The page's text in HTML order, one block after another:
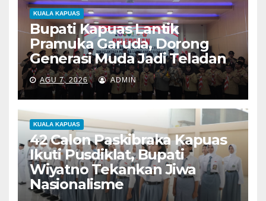
KUALA KAPUAS
Bupati Kapuas Lantik
Pramuka Garuda, Dorong
Generasi Muda Jadi Teladan
AGU 7, 2026 ADMIN
KUALA KAPUAS
42 Calon Paskibraka Kapuas
Ikuti Pusdiklat, Bupati
Wiyatno Tekankan Jiwa
Nasionalisme